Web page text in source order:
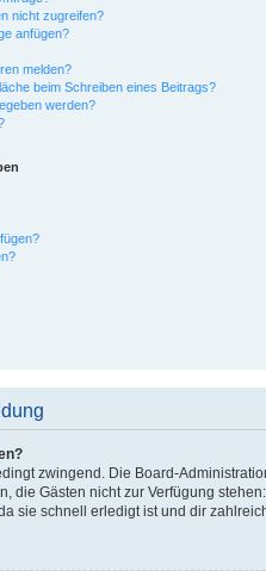
nicht zugreifen?
anfügen?
melden?
beim Schreiben eines Beitrags?
werden?
zwingend. Die Board-
die Gästen nicht zur Verfügung
sie schnell erledigt ist und dir